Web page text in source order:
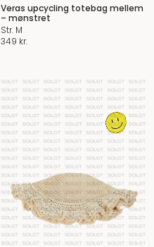
Veras upcycling totebag mellem
– mønstret
Str. M
349 kr.